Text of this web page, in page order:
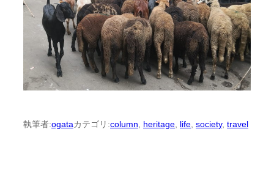
執筆者:ogataカテゴリ:column heritage life society, travel